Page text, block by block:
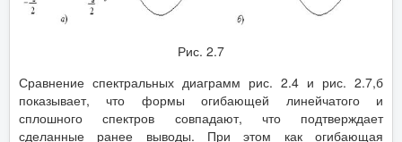
Рис. 2.7
Сравнение спектральных диаграмм рис. 2.4 и рис. 2.7,б
показывает, что формы огибающей линейчатого и
сплошного спектров совпадают, что подтверждает
сделанные ранее выводы. При этом как огибающая